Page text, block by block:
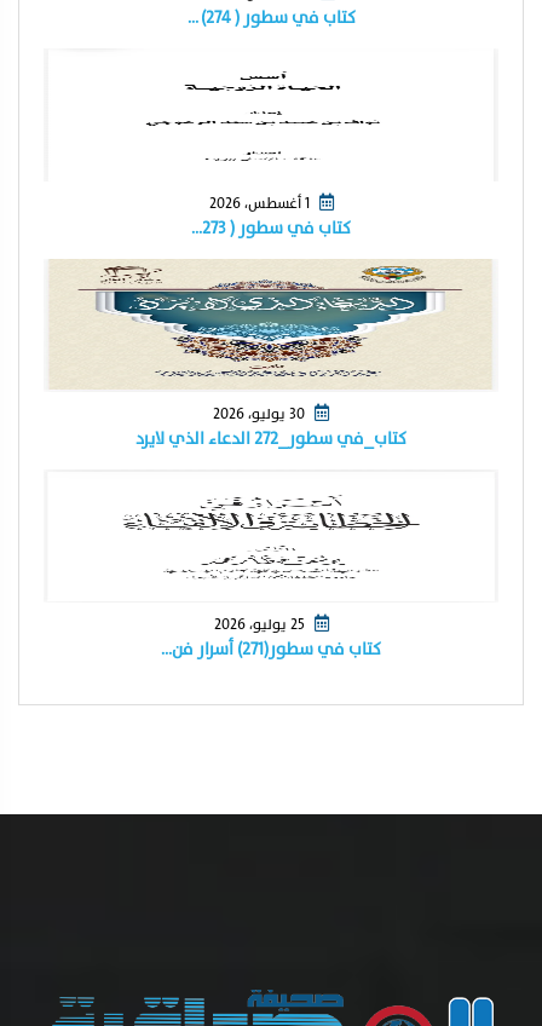
كتاب في سطور ( ٢٧٤) …
1 أغسطس، 2026
كتاب في سطور ( ٢٧٣…
كتاب_في سطور_٢٧٢ الدعاء الذي لايرد
كتاب في سطور(٢٧١) أسرار فن…